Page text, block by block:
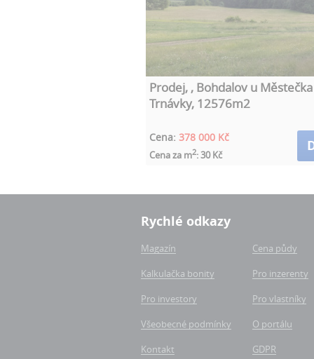
Prodej, , Bohdalov u Městečka
Trnávky, 12576m2
Cena: 378 000 Kč
Cena za m2: 30 Kč
Rychlé odkazy
Magazín
Cena půdy
Kalkulačka bonity
Pro inzerenty
Pro investory
Pro vlastníky
Všeobecné podmínky
O portálu
Kontakt
GDPR